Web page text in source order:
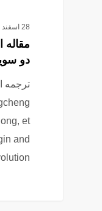
28 اسفند 1398
مقاله
دو
et
and